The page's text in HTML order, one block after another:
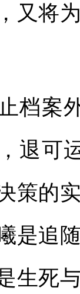
又将
案外
退可
策的
是追
生死